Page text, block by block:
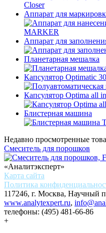
Аппарат для
Аппарат для
Планетарная мешалка
Капсулятор Optimatic
Капсулятор Optima all in
Блистерная машина
Недавно просмотренные
Смеситель для порошков
«Аналитэксперт»
Карта сайта
Политика
117246, г. Москва, Научный
www.analytexpert.ru,
телефоны: (495) 481-66-86
+